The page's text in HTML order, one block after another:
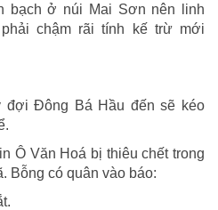
bạch ở núi Mai Sơn nên linh
chậm rãi tính kế trừ mới
Ðông Bá Hầu đến sẽ kéo
Ô Văn Hoá bị thiêu chết trong
Bỗng có quân vào báo: